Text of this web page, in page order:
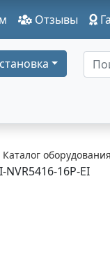
Отзывы
Каталог
NVR5416-16P-EI